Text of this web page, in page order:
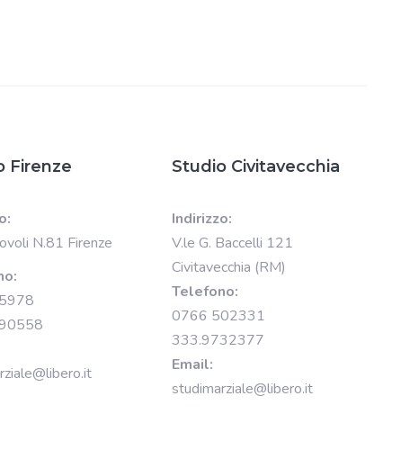
Firenze
N.81 Firenze
Studio Civitavecchia
Indirizzo:
V.le G. Baccelli 121
Civitavecchia (RM)
Telefono:
0766 502331
333.9732377
Email:
studimarziale@libero.it